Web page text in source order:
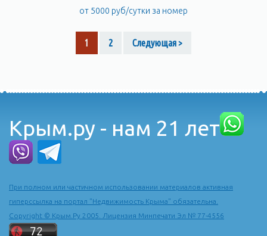
от 5000 руб/сутки за номер
1 2 Следующая >
Крым.ру - нам 21 лет
При полном или частичном использовании материалов активная
гиперссылка на портал "Недвижимость Крыма" обязательна.
Copyright © Крым.Ру 2005. Лицензия Минпечати Эл № 77-4556